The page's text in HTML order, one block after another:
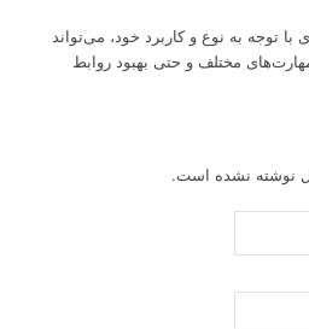
توجه به نوع و کاربرد خود، می‌تواند
مختلف و حتی بهبود روابط
نوشته نشده است.